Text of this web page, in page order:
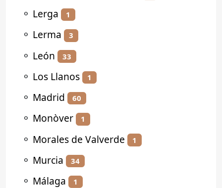
⚬ Lerga 1
⚬ Lerma 3
⚬ León 33
⚬ Los Llanos 1
⚬ Madrid 60
⚬ Monòver 1
⚬ Morales de Valverde 1
⚬ Murcia 34
⚬ Málaga 1